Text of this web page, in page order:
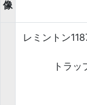
像
レミントン
トラ